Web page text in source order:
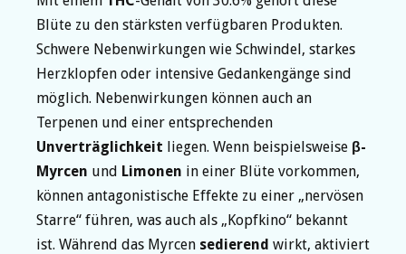
Blüte zu den stärksten verfügbaren Produkten.
Schwere Nebenwirkungen wie Schwindel, starkes
Herzklopfen oder intensive Gedankengänge sind
möglich. Nebenwirkungen können auch an
Terpenen und einer entsprechenden
Unverträglichkeit liegen. Wenn beispielsweise β-
Myrcen und Limonen in einer Blüte vorkommen,
können antagonistische Effekte zu einer „nervösen
Starre“ führen, was auch als „Kopfkino“ bekannt
ist. Während das Myrcen sedierend wirkt, aktiviert